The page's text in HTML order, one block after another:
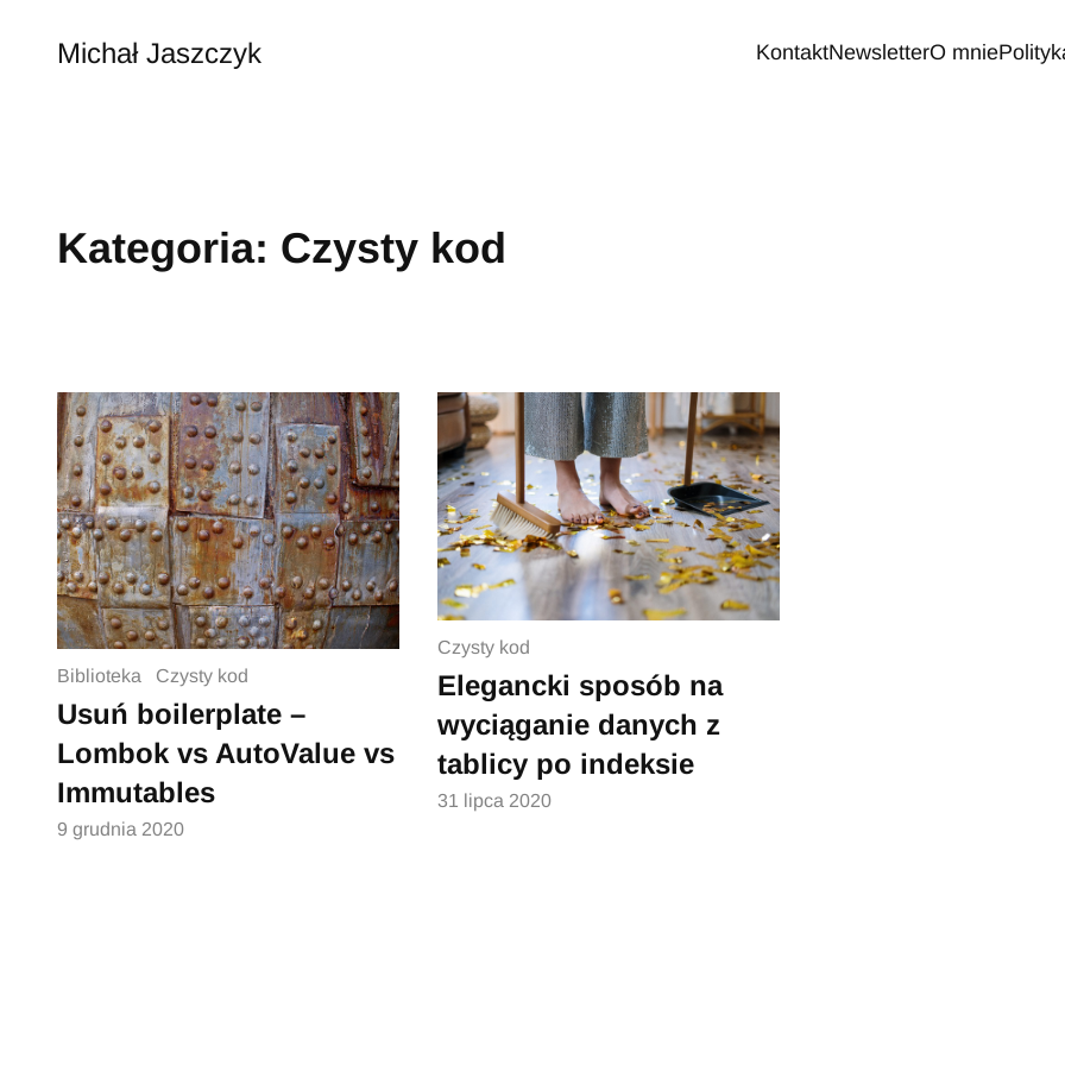
Michał Jaszczyk KontaktNewsletterO mnie
Kategoria: Czysty kod
Biblioteka Czysty kod
Usuń boilerplate –
Lombok vs AutoValue vs
Immutables
9 grudnia 2020
Czysty kod
Elegancki sposób na
wyciąganie danych z
tablicy po indeksie
31 lipca 2020